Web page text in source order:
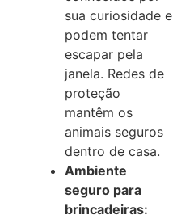
sua curiosidade e
podem tentar
escapar pela
janela. Redes de
proteção
mantêm os
animais seguros
dentro de casa.
Ambiente
seguro para
brincadeiras: